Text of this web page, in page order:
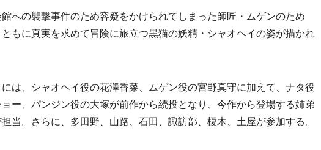
への襲撃事件のため容疑をかけられてしまった師匠・ムゲンのため
もに真実を求めて冒険に旅立つ黒猫の妖精・シャオヘイの姿が描かれ
は、シャオヘイ役の花澤香菜、ムゲン役の宮野真守に加えて、ナタ役
ー、パンジン役の大塚が前作から続投となり、今作から登場する姉弟
当。さらに、多田野、山路、石田、諏訪部、榎木、土屋が参加する。